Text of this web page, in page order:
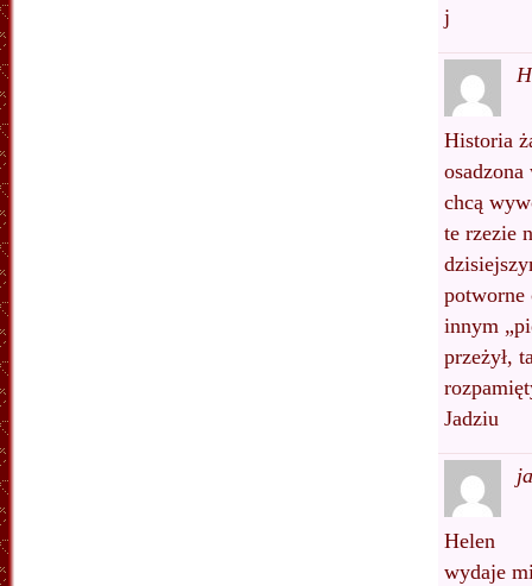
j
Historia
chcą
te rzezie
potworne
innym
przeżył,
Jadziu
Helen
wydaje